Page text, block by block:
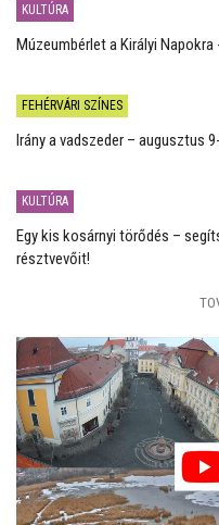
KULTÚRA
Múzeumbérlet a Királyi
FEHÉRVÁRI SZÍNES
Irány a vadszeder – augusztus
KULTÚRA
Egy kis kosárnyi törődés –
résztvevőit!